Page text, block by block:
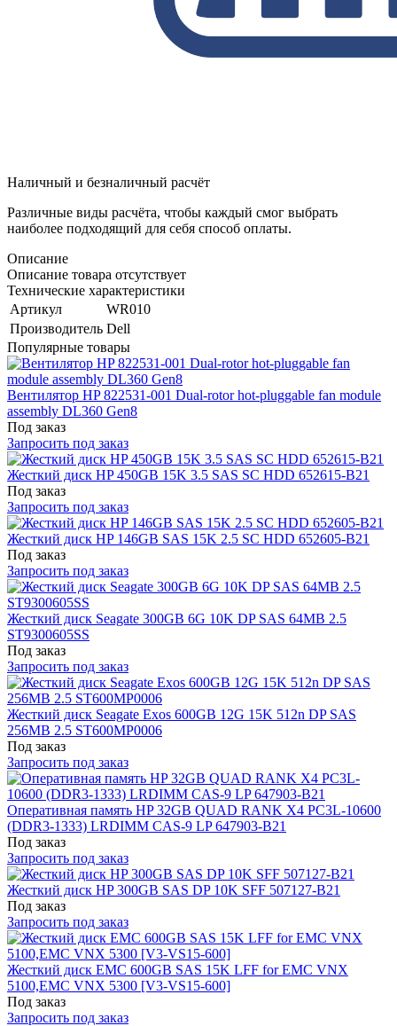
Наличный и безналичный расчёт
Различные виды расчёта, чтобы каждый смог выбрать
наиболее подходящий для себя способ оплаты.
Описание
Описание товара отсутствует
Технические характеристики
Артикул
WR010
Производитель Dell
Популярные товары
Вентилятор HP 822531-001 Dual-rotor hot-pluggable fan module
assembly DL360 Gen8
Под заказ
Запросить под заказ
Жесткий диск HP 450GB 15K 3.5 SAS SC HDD 652615-B21
Под заказ
Запросить под заказ
Жесткий диск HP 146GB SAS 15K 2.5 SC HDD 652605-B21
Под заказ
Запросить под заказ
Жесткий диск Seagate 300GB 6G 10K DP SAS 64MB 2.5
ST9300605SS
Под заказ
Запросить под заказ
Жесткий диск Seagate Exos 600GB 12G 15K 512n DP SAS
256MB 2.5 ST600MP0006
Под заказ
Запросить под заказ
Оперативная память HP 32GB QUAD RANK X4 PC3L-10600
(DDR3-1333) LRDIMM CAS-9 LP 647903-B21
Под заказ
Запросить под заказ
Жесткий диск HP 300GB SAS DP 10K SFF 507127-B21
Под заказ
Запросить под заказ
Жесткий диск EMC 600GB SAS 15K LFF for EMC VNX
5100,EMC VNX 5300 [V3-VS15-600]
Под заказ
Запросить под заказ